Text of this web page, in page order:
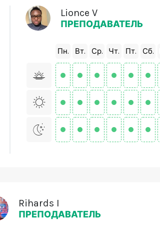
Lionce V
ПРЕПОДАВАТЕЛЬ
Пн. Вт. Ср. Чт. Пт. Сб.
Rihards I
ПРЕПОДАВАТЕЛЬ